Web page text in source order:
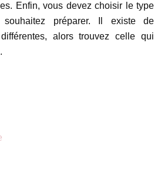
Enfin, vous devez choisir le type
souhaitez préparer. Il existe de
alors trouvez celle qui